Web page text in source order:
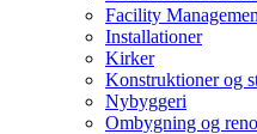
Facility
Installationer
Kirker
Konstruktioner og
Nybyggeri
Ombygning og